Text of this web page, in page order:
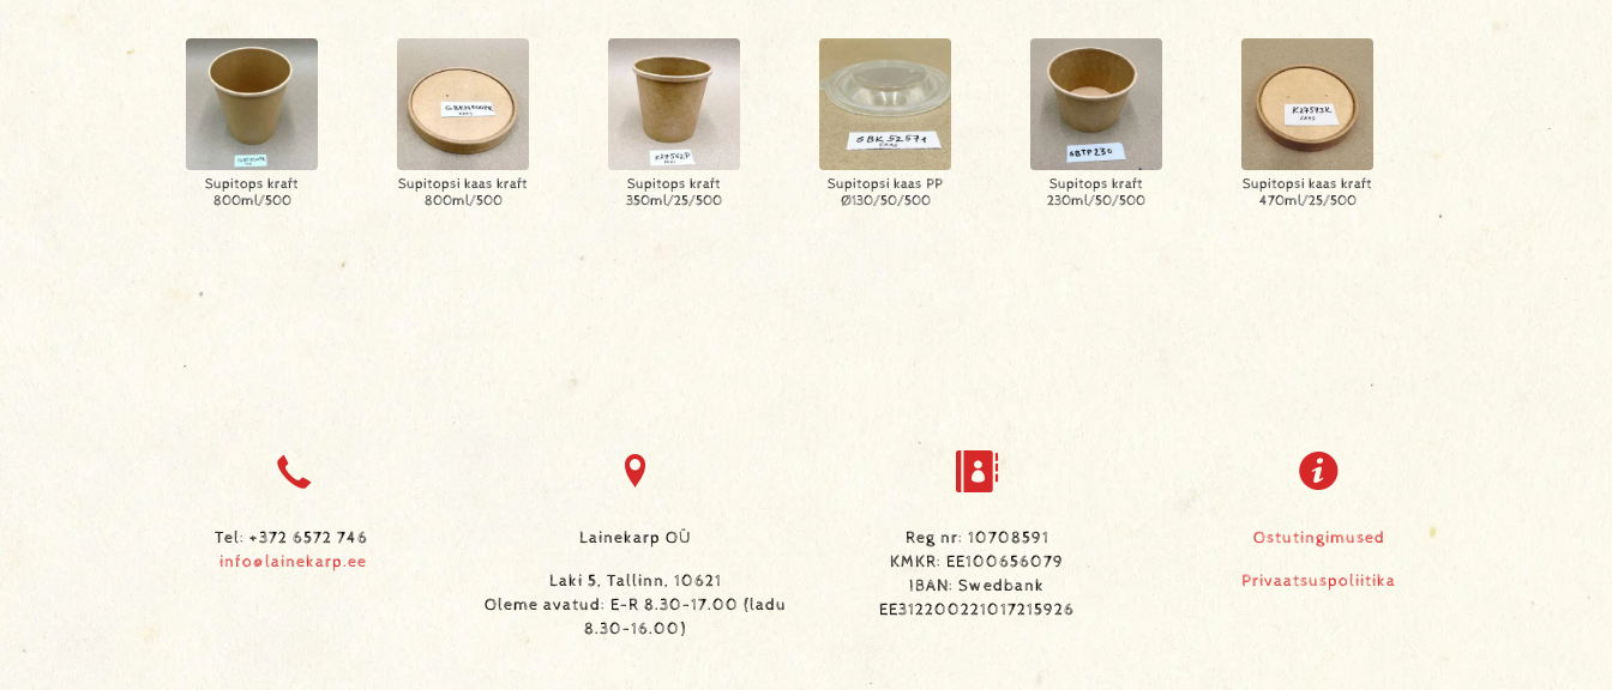
Supitops kraft
800ml/500
Supitopsi kaas kraft
800ml/500
Supitops kraft
350ml/25/500
Supitopsi kaas PP
Ø130/50/500
Supitops kraft
230ml/50/500
Supitopsi kaas kraft
470ml/25/500
Tel: +372 6572 746
info@lainekarp.ee
Lainekarp OÜ
Laki 5, Tallinn, 10621
Oleme avatud: E-R 8.30-17.00 (ladu
8.30-16.00)
Reg nr: 10708591
KMKR: EE100656079
IBAN: Swedbank
EE312200221017215926
Ostutingimused
Privaatsuspoliitika